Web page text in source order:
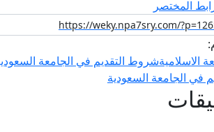
المختصر
الاسلاميةشروط التقديم في الجامعة
في الجامعة السعودية